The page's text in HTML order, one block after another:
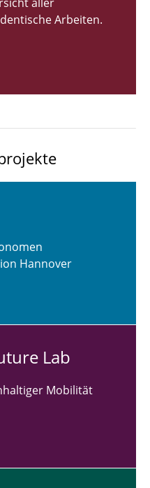
Arbeiten.
Hannover
Lab
Mobilität